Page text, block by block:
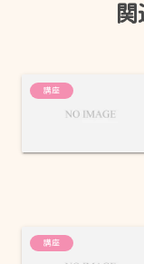
講座
講座